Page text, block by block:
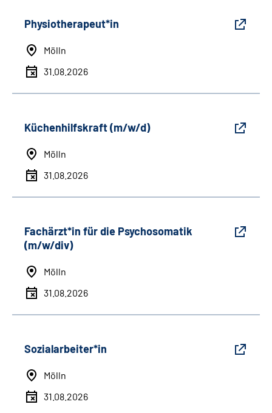
Physiotherapeut*in
Mölln
31.08.2026
Küchenhilfskraft (m/w/d)
Mölln
31.08.2026
Fachärzt*in für die Psychosomatik
(m/w/div)
Mölln
31.08.2026
Sozialarbeiter*in
Mölln
31.08.2026